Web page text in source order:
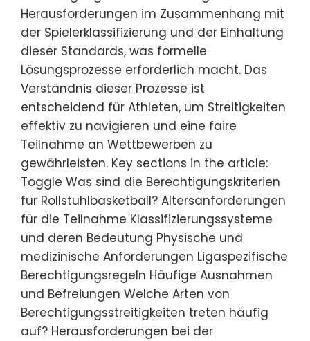
Herausforderungen im Zusammenhang mit
der Spielerklassifizierung und der Einhaltung
dieser Standards, was formelle
Lösungsprozesse erforderlich macht. Das
Verständnis dieser Prozesse ist
entscheidend für Athleten, um Streitigkeiten
effektiv zu navigieren und eine faire
Teilnahme an Wettbewerben zu
gewährleisten. Key sections in the article:
Toggle Was sind die Berechtigungskriterien
für Rollstuhlbasketball? Altersanforderungen
für die Teilnahme Klassifizierungssysteme
und deren Bedeutung Physische und
medizinische Anforderungen Ligaspezifische
Berechtigungsregeln Häufige Ausnahmen
und Befreiungen Welche Arten von
Berechtigungsstreitigkeiten treten häufig
auf? Herausforderungen bei der